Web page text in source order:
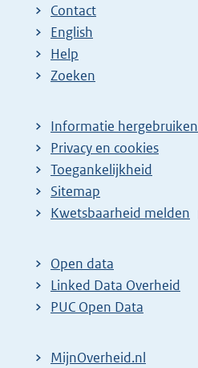
Contact
English
Help
Zoeken
Informatie hergebruiken
Privacy en cookies
Toegankelijkheid
Sitemap
E
t
e
r
l
Kwetsbaarheid melden
Open data
Linked Data Overheid
PUC Open Data
MijnOverheid.nl